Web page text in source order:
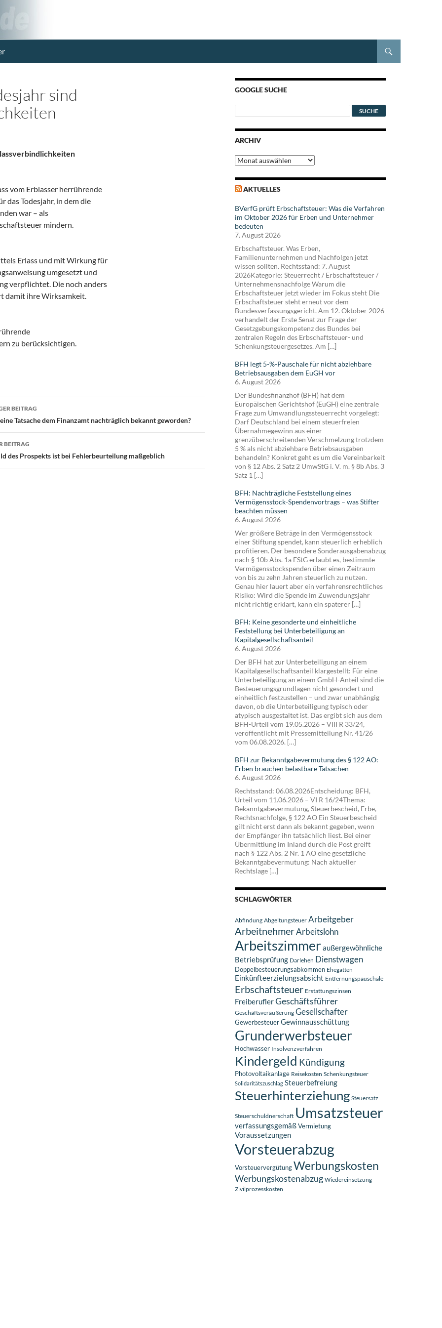
sind
vom Erblasser herrührende
das Todesjahr, in dem die
war – als
mindern.
Erlass und mit Wirkung für
umgesetzt und
verpflichtet. Die noch anders
damit ihre Wirksamkeit.
zu berücksichtigen.
BEITRAG
Tatsache dem Finanzamt nachträglich bekannt geworden?
BEITRAG
des Prospekts ist bei Fehlerbeurteilung maßgeblich
GOOGLE SUCHE
ARCHIV
Archiv
AKTUELLES
BVerfG prüft Erbschaftsteuer: Was die Verfahren
im Oktober 2026 für Erben und Unternehmer
bedeuten
7. August 2026
Erbschaftsteuer. Was Erben,
Familienunternehmen und Nachfolgen jetzt
wissen sollten. Rechtsstand: 7. August
2026Kategorie: Steuerrecht / Erbschaftsteuer /
Unternehmensnachfolge Warum die
Erbschaftsteuer jetzt wieder im Fokus steht Die
Erbschaftsteuer steht erneut vor dem
Bundesverfassungsgericht. Am 12. Oktober 2026
verhandelt der Erste Senat zur Frage der
Gesetzgebungskompetenz des Bundes bei
zentralen Regeln des Erbschaftsteuer- und
Schenkungsteuergesetzes. Am […]
BFH legt 5-%-Pauschale für nicht abziehbare
Betriebsausgaben dem EuGH vor
6. August 2026
Der Bundesfinanzhof (BFH) hat dem
Europäischen Gerichtshof (EuGH) eine zentrale
Frage zum Umwandlungssteuerrecht vorgelegt:
Darf Deutschland bei einem steuerfreien
Übernahmegewinn aus einer
grenzüberschreitenden Verschmelzung trotzdem
5 % als nicht abziehbare Betriebsausgaben
behandeln? Konkret geht es um die Vereinbarkeit
von § 12 Abs. 2 Satz 2 UmwStG i. V. m. § 8b Abs. 3
Satz 1 […]
BFH: Nachträgliche Feststellung eines
Vermögensstock-Spendenvortrags – was Stifter
beachten müssen
6. August 2026
Wer größere Beträge in den Vermögensstock
einer Stiftung spendet, kann steuerlich erheblich
profitieren. Der besondere Sonderausgabenabzug
nach § 10b Abs. 1a EStG erlaubt es, bestimmte
Vermögensstockspenden über einen Zeitraum
von bis zu zehn Jahren steuerlich zu nutzen.
Genau hier lauert aber ein verfahrensrechtliches
Risiko: Wird die Spende im Zuwendungsjahr
nicht richtig erklärt, kann ein späterer […]
BFH: Keine gesonderte und einheitliche
Feststellung bei Unterbeteiligung an
Kapitalgesellschaftsanteil
6. August 2026
Der BFH hat zur Unterbeteiligung an einem
Kapitalgesellschaftsanteil klargestellt: Für eine
Unterbeteiligung an einem GmbH-Anteil sind die
Besteuerungsgrundlagen nicht gesondert und
einheitlich festzustellen – und zwar unabhängig
davon, ob die Unterbeteiligung typisch oder
atypisch ausgestaltet ist. Das ergibt sich aus dem
BFH-Urteil vom 19.05.2026 – VIII R 33/24,
veröffentlicht mit Pressemitteilung Nr. 41/26
vom 06.08.2026. […]
BFH zur Bekanntgabevermutung des § 122 AO:
Erben brauchen belastbare Tatsachen
6. August 2026
Rechtsstand: 06.08.2026Entscheidung: BFH,
Urteil vom 11.06.2026 – VI R 16/24Thema:
Bekanntgabevermutung, Steuerbescheid, Erbe,
Rechtsnachfolge, § 122 AO Ein Steuerbescheid
gilt nicht erst dann als bekannt gegeben, wenn
der Empfänger ihn tatsächlich liest. Bei einer
Übermittlung im Inland durch die Post greift
nach § 122 Abs. 2 Nr. 1 AO eine gesetzliche
Bekanntgabevermutung: Nach aktueller
Rechtslage […]
SCHLAGWÖRTER
Abfindung Abgeltungsteuer Arbeitgeber
ArbeitnehmerArbeitslohn
Arbeitszimmeraußergewöhnliche
Betriebsprüfung Darlehen Dienstwagen
Doppelbesteuerungsabkommen Ehegatten
Einkünfteerzielungsabsicht Entfernungspauschale
Erbschaftsteuer Erstattungszinsen
FreiberuflerGeschäftsführer
Geschäftsveräußerung Gesellschafter
GewerbesteuerGewinnausschüttung
Grunderwerbsteuer
Hochwasser Insolvenzverfahren
Kindergeld Kündigung
Photovoltaikanlage Reisekosten Schenkungsteuer
Solidaritätszuschlag Steuerbefreiung
Steuerhinterziehung Steuersatz
Steuerschuldnerschaft Umsatzsteuer
verfassungsgemäßVermietung
Voraussetzungen
Vorsteuerabzug
VorsteuervergütungWerbungskosten
Werbungskostenabzug Wiedereinsetzung
Zivilprozesskosten